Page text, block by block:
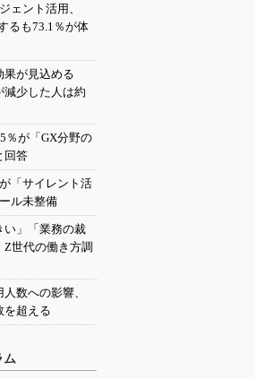
ェント活用、
るも73.1％が体
果が見込める
減少した人は約
％が「GX分野の
回答
「サイレント活
ル未整備
い」「業務の裁
Z世代の働き方調
数への影響、
を超える
ム